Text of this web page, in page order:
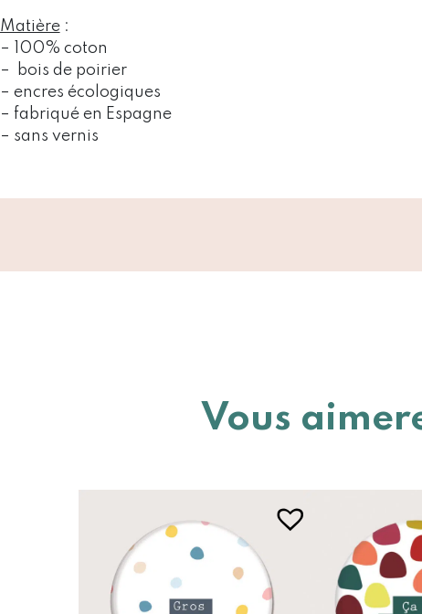
Matière:
– 100% coton
– bois de poirier
– encres écologiques
– fabriqué en Espagne
– sans vernis
Vous